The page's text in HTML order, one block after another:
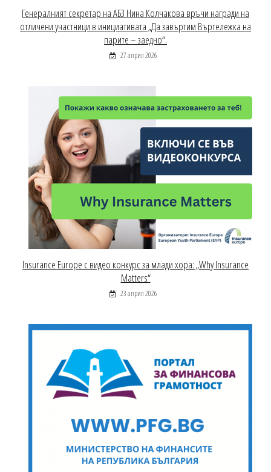
Генералният секретар на АБЗ Нина Колчакова връчи награди на
отличени участници в инициативата „Да завъртим Въртележка на
парите – заедно“.
27 април 2026
Insurance Europe с видео конкурс за млади хора: „Why Insurance
Matters“
23 април 2026